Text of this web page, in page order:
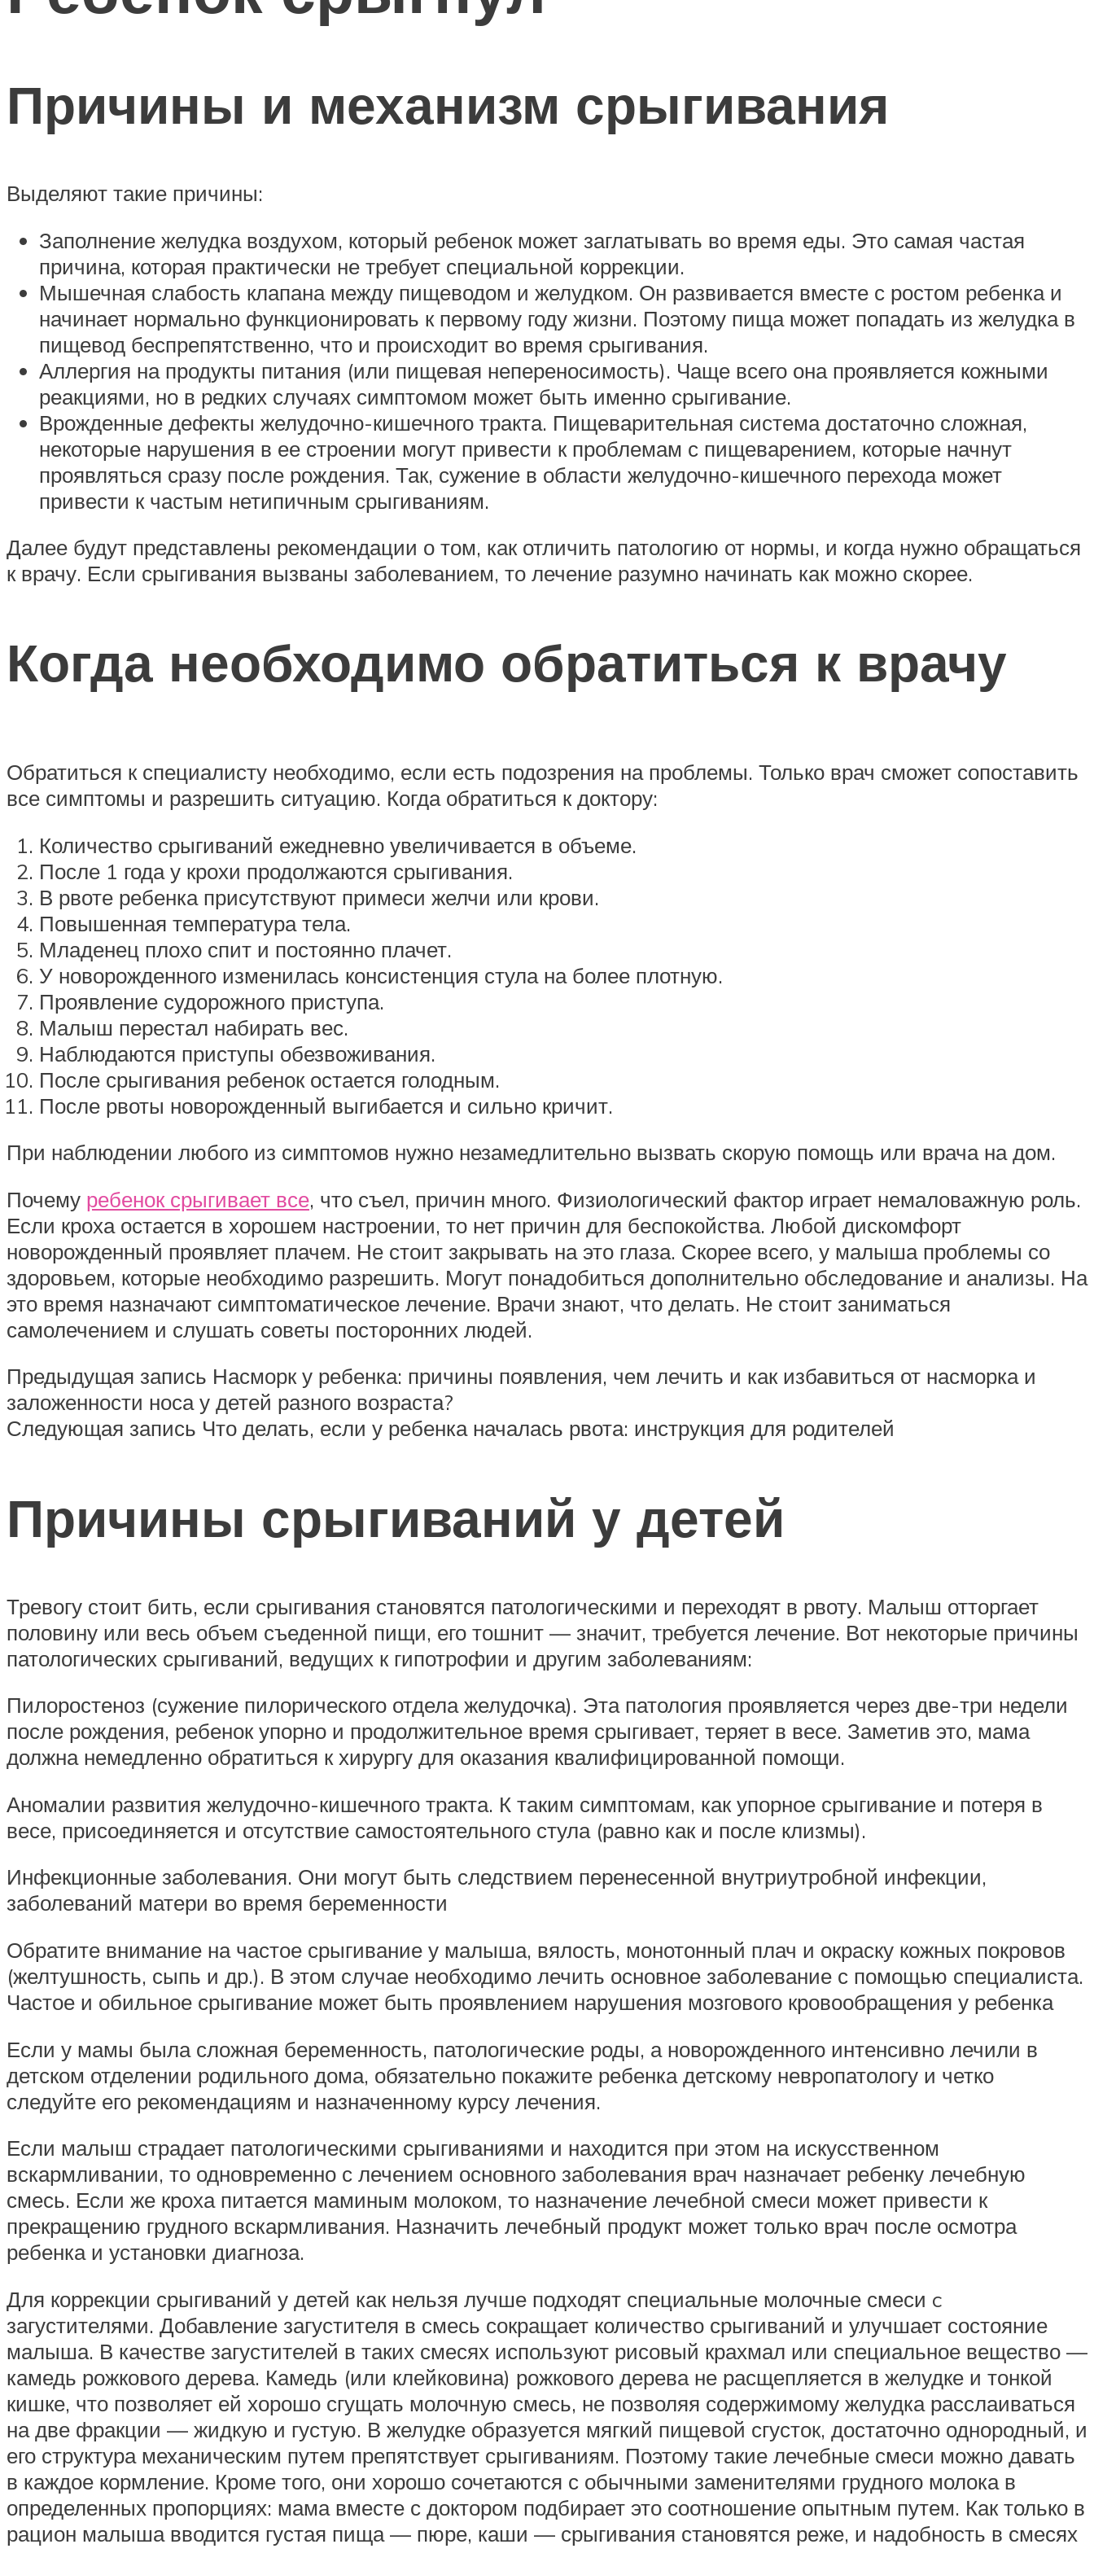
Причины и механизм срыгивания
Выделяют такие причины:
Заполнение желудка воздухом, который ребенок может заглатывать во время еды. Это самая частая
причина, которая практически не требует специальной коррекции.
Мышечная слабость клапана между пищеводом и желудком. Он развивается вместе с ростом ребенка и
начинает нормально функционировать к первому году жизни. Поэтому пища может попадать из желудка в
пищевод беспрепятственно, что и происходит во время срыгивания.
Аллергия на продукты питания (или пищевая непереносимость). Чаще всего она проявляется кожными
реакциями, но в редких случаях симптомом может быть именно срыгивание.
Врожденные дефекты желудочно-кишечного тракта. Пищеварительная система достаточно сложная,
некоторые нарушения в ее строении могут привести к проблемам с пищеварением, которые начнут
проявляться сразу после рождения. Так, сужение в области желудочно-кишечного перехода может
привести к частым нетипичным срыгиваниям.
Далее будут представлены рекомендации о том, как отличить патологию от нормы, и когда нужно обращаться
к врачу. Если срыгивания вызваны заболеванием, то лечение разумно начинать как можно скорее.
Когда необходимо обратиться к врачу
Обратиться к специалисту необходимо, если есть подозрения на проблемы. Только врач сможет сопоставить
все симптомы и разрешить ситуацию. Когда обратиться к доктору:
Количество срыгиваний ежедневно увеличивается в объеме.
После 1 года у крохи продолжаются срыгивания.
В рвоте ребенка присутствуют примеси желчи или крови.
Повышенная температура тела.
Младенец плохо спит и постоянно плачет.
У новорожденного изменилась консистенция стула на более плотную.
Проявление судорожного приступа.
Малыш перестал набирать вес.
Наблюдаются приступы обезвоживания.
После срыгивания ребенок остается голодным.
После рвоты новорожденный выгибается и сильно кричит.
При наблюдении любого из симптомов нужно незамедлительно вызвать скорую помощь или врача на дом.
Почему ребенок срыгивает все, что съел, причин много. Физиологический фактор играет немаловажную роль.
Если кроха остается в хорошем настроении, то нет причин для беспокойства. Любой дискомфорт
новорожденный проявляет плачем. Не стоит закрывать на это глаза. Скорее всего, у малыша проблемы со
здоровьем, которые необходимо разрешить. Могут понадобиться дополнительно обследование и анализы. На
это время назначают симптоматическое лечение. Врачи знают, что делать. Не стоит заниматься
самолечением и слушать советы посторонних людей.
Предыдущая запись Насморк у ребенка: причины появления, чем лечить и как избавиться от насморка и
заложенности носа у детей разного возраста?
Следующая запись Что делать, если у ребенка началась рвота: инструкция для родителей
Причины срыгиваний у детей
Тревогу стоит бить, если срыгивания становятся патологическими и переходят в рвоту. Малыш отторгает
половину или весь объем съеденной пищи, его тошнит — значит, требуется лечение. Вот некоторые причины
патологических срыгиваний, ведущих к гипотрофии и другим заболеваниям:
Пилоростеноз (сужение пилорического отдела желудочка). Эта патология проявляется через две-три недели
после рождения, ребенок упорно и продолжительное время срыгивает, теряет в весе. Заметив это, мама
должна немедленно обратиться к хирургу для оказания квалифицированной помощи.
Аномалии развития желудочно-кишечного тракта. К таким симптомам, как упорное срыгивание и потеря в
весе, присоединяется и отсутствие самостоятельного стула (равно как и после клизмы).
Инфекционные заболевания. Они могут быть следствием перенесенной внутриутробной инфекции,
заболеваний матери во время беременности
Обратите внимание на частое срыгивание у малыша, вялость, монотонный плач и окраску кожных покровов
(желтушность, сыпь и др.). В этом случае необходимо лечить основное заболевание с помощью специалиста.
Частое и обильное срыгивание может быть проявлением нарушения мозгового кровообращения у ребенка
Если у мамы была сложная беременность, патологические роды, а новорожденного интенсивно лечили в
детском отделении родильного дома, обязательно покажите ребенка детскому невропатологу и четко
следуйте его рекомендациям и назначенному курсу лечения.
Если малыш страдает патологическими срыгиваниями и находится при этом на искусственном
вскармливании, то одновременно с лечением основного заболевания врач назначает ребенку лечебную
смесь. Если же кроха питается маминым молоком, то назначение лечебной смеси может привести к
прекращению грудного вскармливания. Назначить лечебный продукт может только врач после осмотра
ребенка и установки диагноза.
Для коррекции срыгиваний у детей как нельзя лучше подходят специальные молочные смеси c
загустителями. Добавление загустителя в смесь сокращает количество срыгиваний и улучшает состояние
малыша. В качестве загустителей в таких смесях используют рисовый крахмал или специальное вещество —
камедь рожкового дерева. Камедь (или клейковина) рожкового дерева не расщепляется в желудке и тонкой
кишке, что позволяет ей хорошо сгущать молочную смесь, не позволяя содержимому желудка расслаиваться
на две фракции — жидкую и густую. В желудке образуется мягкий пищевой сгусток, достаточно однородный, и
его структура механическим путем препятствует срыгиваниям. Поэтому такие лечебные смеси можно давать
в каждое кормление. Кроме того, они хорошо сочетаются с обычными заменителями грудного молока в
определенных пропорциях: мама вместе с доктором подбирает это соотношение опытным путем. Как только в
рацион малыша вводится густая пища — пюре, каши — срыгивания становятся реже, и надобность в смесях